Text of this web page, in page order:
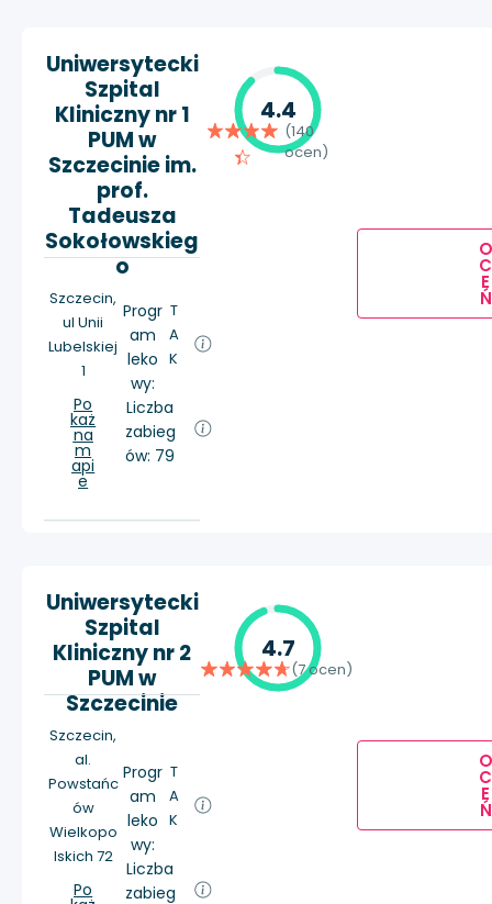
Uniwersytecki
Szpital
Kliniczny nr 1
PUM w
Szczecinie im.
prof.
Tadeusza
Sokołowskieg
o
Szczecin,
ul Unii
Lubelskiej
1
Po
każ
na
m
api
e
Progr
am
leko
wy:
T
A
K
Liczba
zabieg
ów: 79
4.4
(140
ocen)
O
C
E
Ń
Uniwersytecki
Szpital
Kliniczny nr 2
PUM w
Szczecinie
Szczecin,
al.
Powstańc
ów
Wielkopo
lskich 72
Po
Progr
am
leko
wy:
T
A
K
Liczba
zabieg
4.7
(7 ocen)
O
C
E
Ń